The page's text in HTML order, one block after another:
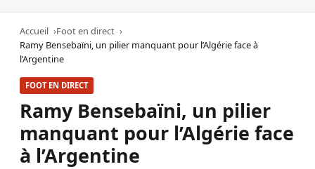
Accueil
Foot en direct
Ramy Bensebaïni, un pilier manquant pour l’Algérie face à
l’Argentine
FOOT EN DIRECT
Ramy Bensebaïni, un pilier
manquant pour l’Algérie face
à l’Argentine